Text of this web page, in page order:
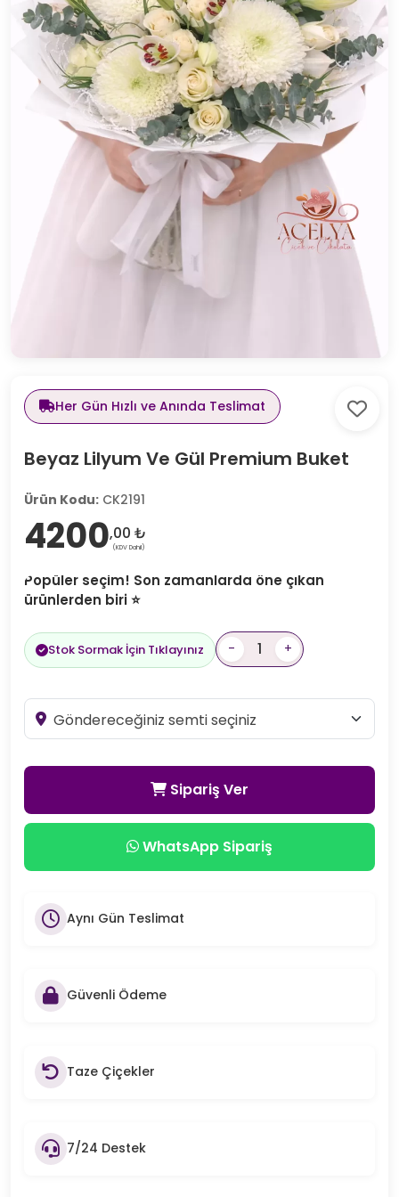
Her Gün Hızlı ve Anında Teslimat
Beyaz Lilyum Ve Gül Premium Buket
Ürün Kodu: CK2191
4200,00 ₺
(KDV Dahil)
Popüler seçim! Son zamanlarda öne çıkan
ürünlerden biri ⭐
Stok Sormak İçin Tıklayınız - +
Sipariş Ver
WhatsApp Sipariş
Aynı Gün Teslimat
Güvenli Ödeme
Taze Çiçekler
7/24 Destek